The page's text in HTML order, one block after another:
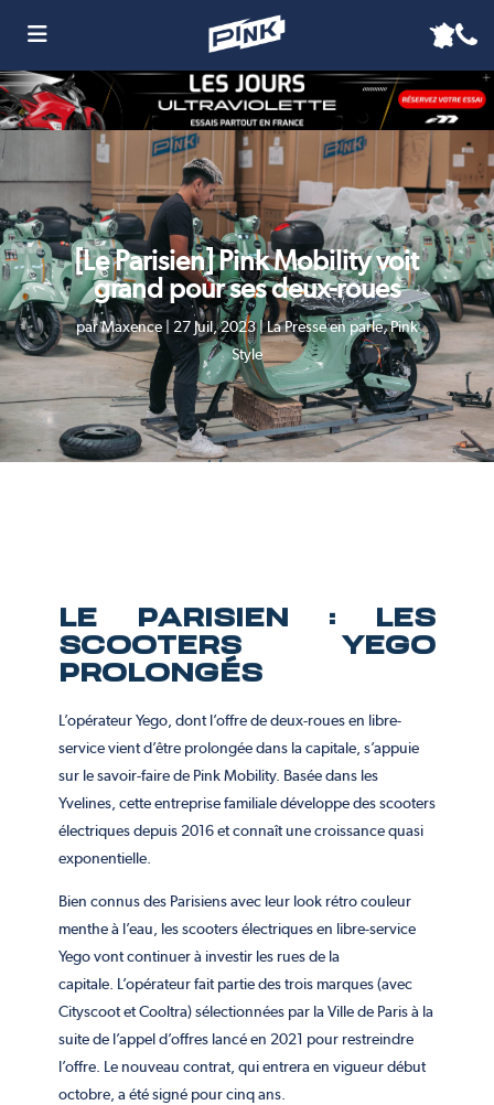
[Le Parisien] Pink Mobility voit
grand pour ses deux-roues
parMaxence 27 Juil, 2023|La Presse en parle,Pink
Style
LE PARISIEN : LES
SCOOTERS YEGO
PROLONGÉS
L’opérateur Yego, dont l’offre de deux-roues en libre-
service vient d’être prolongée dans la capitale, s’appuie
sur le savoir-faire de Pink Mobility. Basée dans les
Yvelines, cette entreprise familiale développe des scooters
électriques depuis 2016 et connaît une croissance quasi
exponentielle.
Bien connus des Parisiens avec leur look rétro couleur
menthe à l’eau, les scooters électriques en libre-service
Yego vont continuer à investir les rues de la
capitale. L’opérateur fait partie des trois marques(avec
Cityscoot et Cooltra) sélectionnées par la Ville de Paris à la
suite de l’appel d’offres lancé en 2021 pour restreindre
l’offre. Le nouveau contrat, qui entrera en vigueur début
octobre, a été signé pour cinq ans.